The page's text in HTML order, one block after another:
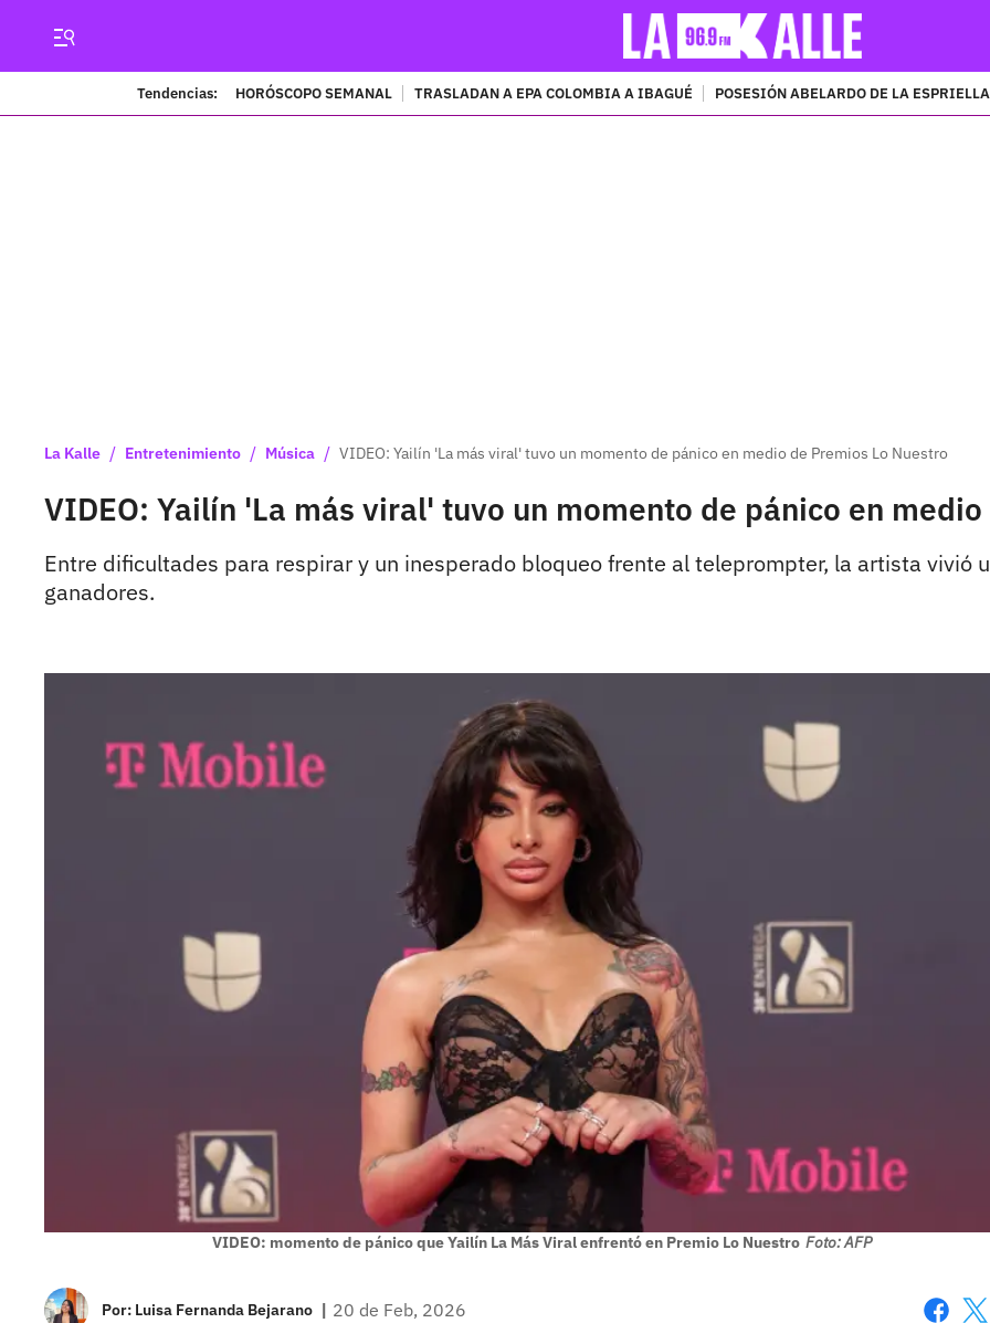
Tendencias: HORÓSCOPO SEMANAL TRASLADAN A EPA COLOMBIA A IBAGUÉ POSESIÓN ABELARDO DE LA ESPRIELLA
La Kalle / Entretenimiento / Música / VIDEO: Yailín 'La más viral' tuvo un momento de pánico en medio de Premios Lo Nuestro
VIDEO: Yailín 'La más viral' tuvo un momento de pánico en
Entre dificultades para respirar y un inesperado bloqueo frente al teleprompter, la artista vivió
ganadores.
VIDEO: momento de pánico que Yailín La Más Viral enfrentó en Premio Lo Nuestro Foto: AFP
Por: Luisa Fernanda Bejarano | 20 de Feb, 2026